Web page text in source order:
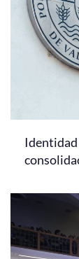
Identidad